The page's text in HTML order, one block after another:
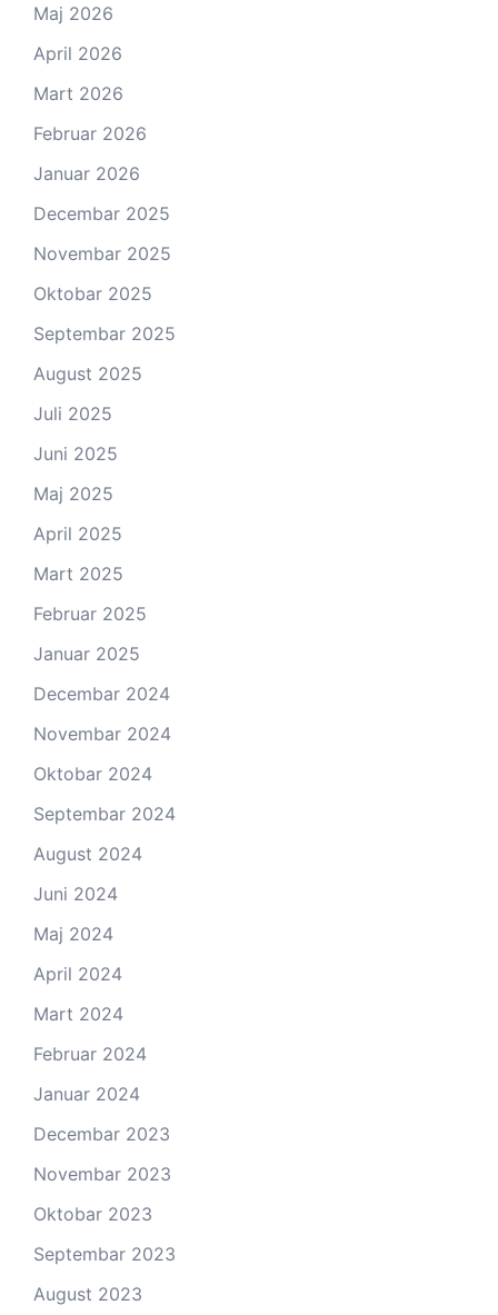
Maj 2026
April 2026
Mart 2026
Februar 2026
Januar 2026
Decembar 2025
Novembar 2025
Oktobar 2025
Septembar 2025
August 2025
Juli 2025
Juni 2025
Maj 2025
April 2025
Mart 2025
Februar 2025
Januar 2025
Decembar 2024
Novembar 2024
Oktobar 2024
Septembar 2024
August 2024
Juni 2024
Maj 2024
April 2024
Mart 2024
Februar 2024
Januar 2024
Decembar 2023
Novembar 2023
Oktobar 2023
Septembar 2023
August 2023